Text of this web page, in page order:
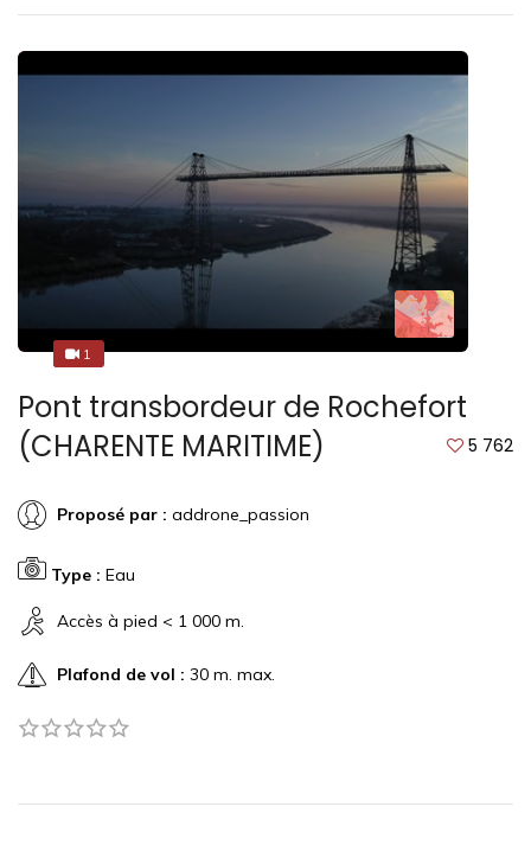
11
Pont transbordeur de Rochefort
(CHARENTE MARITIME)
5 762
Proposé par : addrone_passion
Type : Eau
Accès à pied < 1 000 m.
Plafond de vol : 30 m. max.